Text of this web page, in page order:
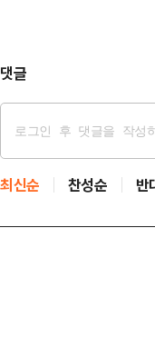
댓글
최신순 찬성순 반